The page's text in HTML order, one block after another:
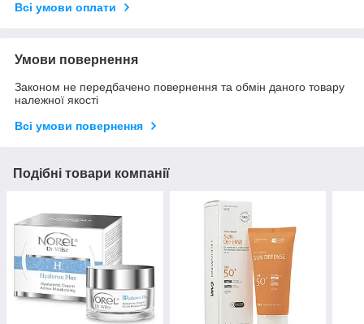
Всі умови оплати
Умови повернення
Законом не передбачено повернення та обмін даного товару
належної якості
Всі умови повернення
Подібні товари компанії